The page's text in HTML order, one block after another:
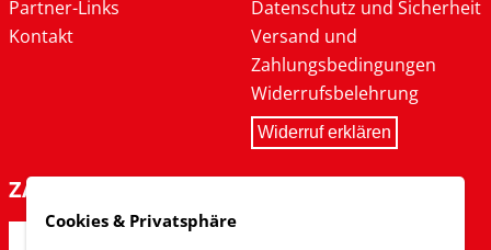
Partner-Links
Kontakt
Datenschutz und Sicherheit
Versand und
Zahlungsbedingungen
Widerrufsbelehrung
Widerruf erklären
ZAHLARTEN
Cookies & Privatsphäre